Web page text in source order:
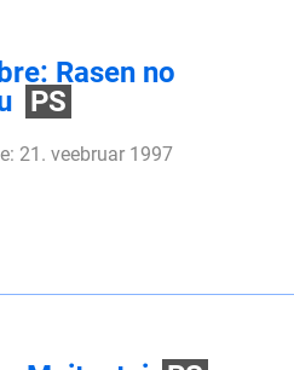
Rasen no
PS
21. veebruar 1997